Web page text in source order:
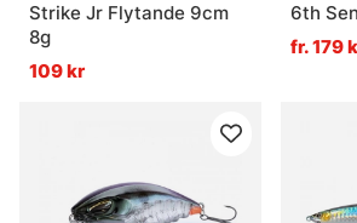
Strike Jr Flytande 9cm
8g
109 kr
6th
fr. 179